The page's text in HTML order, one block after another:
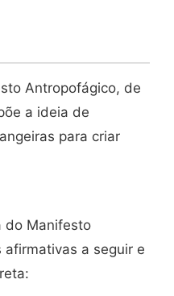
Antropofágico, de
a ideia de
para criar
do Manifesto
a seguir e